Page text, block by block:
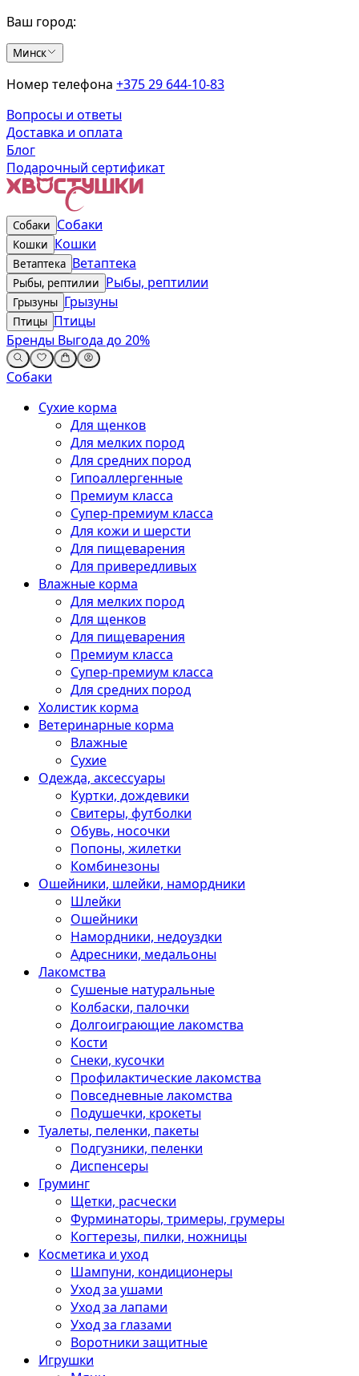
Ваш город:
Минск
Номер телефона +375 29 644-10-83
Вопросы и ответы
Доставка и оплата
Блог
Подарочный сертификат
Собаки Собаки
Кошки Кошки
Ветаптека Ветаптека
Рыбы, рептилии Рыбы, рептилии
Грызуны Грызуны
Птицы Птицы
Бренды Выгода до 20%
Собаки
Сухие корма
Для щенков
Для мелких пород
Для средних пород
Гипоаллергенные
Премиум класса
Супер-премиум класса
Для кожи и шерсти
Для пищеварения
Для привередливых
Влажные корма
Для мелких пород
Для щенков
Для пищеварения
Премиум класса
Супер-премиум класса
Для средних пород
Холистик корма
Ветеринарные корма
Влажные
Сухие
Одежда, аксессуары
Куртки, дождевики
Свитеры, футболки
Обувь, носочки
Попоны, жилетки
Комбинезоны
Ошейники, шлейки, намордники
Шлейки
Ошейники
Намордники, недоуздки
Адресники, медальоны
Лакомства
Сушеные натуральные
Колбаски, палочки
Долгоиграющие лакомства
Кости
Снеки, кусочки
Профилактические лакомства
Повседневные лакомства
Подушечки, крокеты
Туалеты, пеленки, пакеты
Подгузники, пеленки
Диспенсеры
Груминг
Щетки, расчески
Фурминаторы, тримеры, грумеры
Когтерезы, пилки, ножницы
Косметика и уход
Шампуни, кондиционеры
Уход за ушами
Уход за лапами
Уход за глазами
Воротники защитные
Игрушки